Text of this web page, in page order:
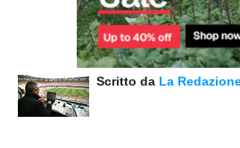
Scritto da La